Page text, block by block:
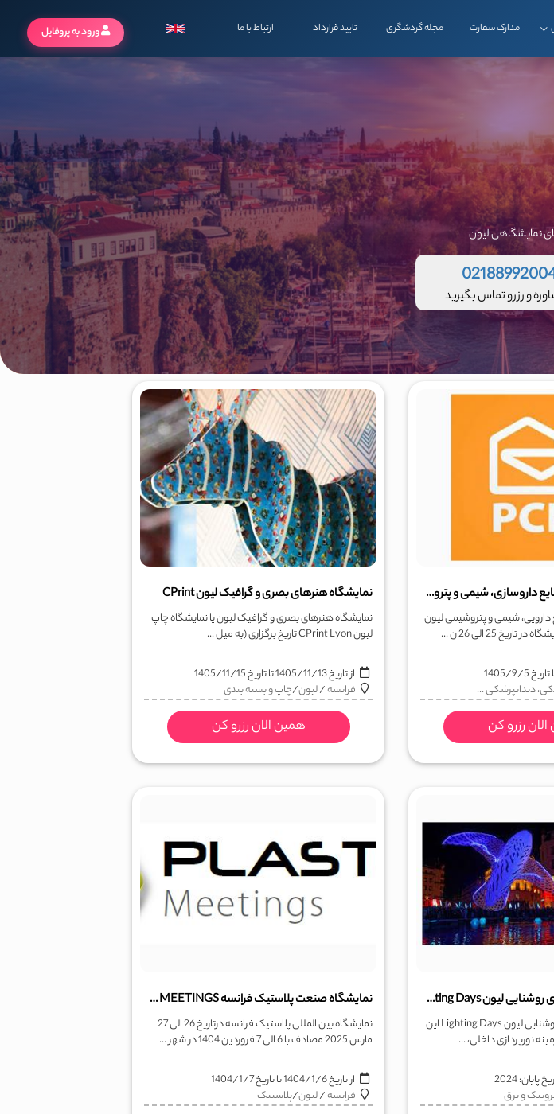
مدارک سفارت مجله گردشگری تایید قرارداد ارتباط با ما ورود به پروفایل
نمایشگاهی لیون
و رزرو تماس بگیرید
کنوانسیون تجارت صنایع داروسازی، شیمی و پتروشیمی لیون pch
شیمی و پتروشیمی لیون
تاریخ1405/9/5
دندانپزشکی ...
رزرو کن
نمایشگاه هنرهای بصری و گرافیک لیون CPrint
نمایشگاه هنرهای بصری و گرافیک لیون یا نمایشگاه چاپ
لیون CPrint Lyon تاریخ برگزاری (به میل ...
از تاریخ1405/11/13تا تاریخ1405/11/15
فرانسه/لیون/چاپ و بسته بندی
همین الان رزرو کن
نمایشگاه سیستم های روشنایی لیون Lighting Days
نمایشگاه سیستم های روشنایی لیون Lighting Days این
نورپردازی داخلی، ...
پایان:2024
و برق
نمایشگاه صنعت پلاستیک فرانسه PLASTICS MEETINGS
نمایشگاه بین المللی پلاستیک فرانسه درتاریخ 26 الی 27
مارس 2025 مصادف با 6 الی 7 فروردین 1404 در شهر ...
از تاریخ1404/1/6تا تاریخ1404/1/7
فرانسه/لیون/پلاستیک